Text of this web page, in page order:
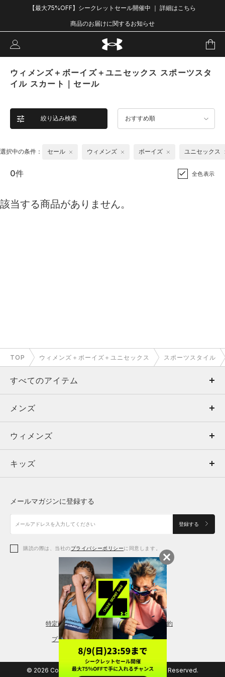
【最大75%OFF】シークレットセール開催中 ｜ 詳細はこちら
商品のお届けに関するお知らせ
ウィメンズ＋ボーイズ＋ユニセックス スポーツスタ
イル スカート｜セール
絞り込み検索 おすすめ順
選択中の条件： セール ウィメンズ ボーイズ ユニセックス
0件 全色表示
該当する商品がありません。
TOP ウィメンズ＋ボーイズ＋ユニセックス スポーツスタイル
すべてのアイテム
メンズ
ウィメンズ
キッズ
アクセサリー
メンズ
トップス
ボトムス
アクセサリー
ウィメンズ
トップス
シューズ
アクセサリー
レギンス＆タイツ
キッズ
シューズ
メールマガジンに登録する
登録する
購読の際は、当社のプライバシーポリシーに同意します。
特定商取引法に基づく通販の表記 会員規約
プライバシーポリシー
© 2026 Copyright DOME Corporation. All Rights Reserved.